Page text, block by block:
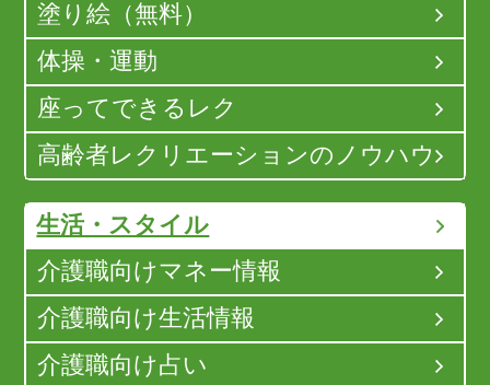
塗り絵（無料）
体操・運動
座ってできるレク
高齢者レクリエーションのノウハウ
生活・スタイル
介護職向けマネー情報
介護職向け生活情報
介護職向け占い